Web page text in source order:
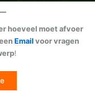
hoeveel moet afvoer
Email voor vragen
!